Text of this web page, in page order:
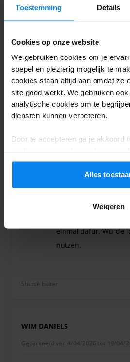
Toestemming Details
Cookies op onze website
We gebruiken cookies om je
soepel en plezierig mogelijk te
cookies staan altijd aan omdat ze
site goed werkt. We gebruiken
analytische cookies om te
diensten kunnen verbeteren.
Door te accepteren ga je akkoord
instellingen op elk moment
Privacybeleid.
Alles
Weigeren
Geparkeerd van 27/04/2026 tot 9/05/
Sehr freundliches,
hilfsbereites
größeren Problemen
Hat. Ich kann ihn nur
Sehr freundliches,
Patrick-Michael Wank
einmal dafür. Würde
nutzen.
Shuttle buiten
WIM DANIELS
Geparkeerd van 4/04/2026 tot 19/04/